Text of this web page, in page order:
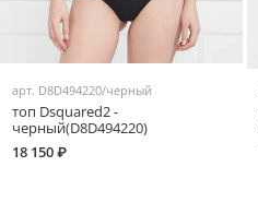
арт. D8D494220/черный
топ Dsquared2 -
черный(D8D494220)
18 150 ₽